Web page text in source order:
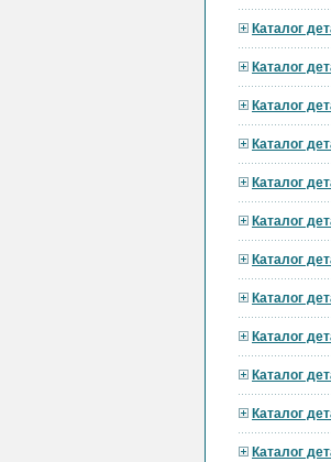
Каталог
Каталог
Каталог
Каталог
Каталог
Каталог
Каталог
Каталог
Каталог
Каталог
Каталог
Каталог